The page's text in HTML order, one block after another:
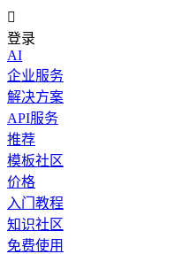

登录
AI
企业服务
解决方案
API服务
推荐
模板社区
价格
入门教程
知识社区
免费使用